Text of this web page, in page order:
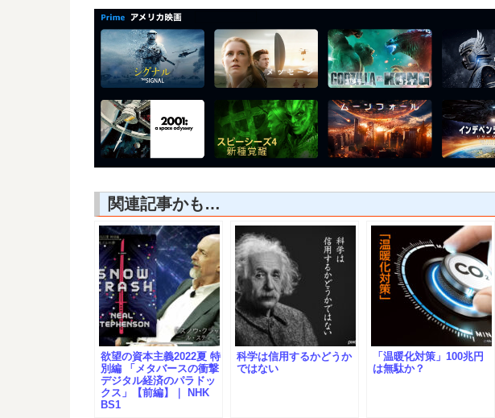
関連記事かも…
欲望の資本主義2022夏 特
別編 「メタバースの衝撃
デジタル経済のパラドッ
クス」【前編】｜ NHK
BS1
科学は信用するかどうか
ではない
「温暖化対策」100兆円
は無駄か？